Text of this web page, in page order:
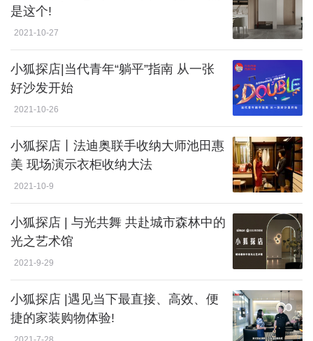
是这个!
2021-10-27
小狐探店|当代青年“躺平”指南 从一张
好沙发开始
2021-10-26
小狐探店丨法迪奥联手收纳大师池田惠
美 现场演示衣柜收纳大法
2021-10-9
小狐探店 | 与光共舞 共赴城市森林中的
光之艺术馆
2021-9-29
小狐探店 |遇见当下最直接、高效、便
捷的家装购物体验!